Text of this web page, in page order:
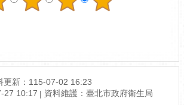
更新：115-07-02 16:23
27 10:17
資料維護：臺北市政府衛生局